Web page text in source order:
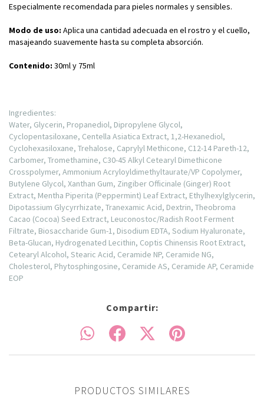
Especialmente recomendada para pieles normales y sensibles.
Modo de uso: Aplica una cantidad adecuada en el rostro y el cuello,
masajeando suavemente hasta su completa absorción.
Contenido: 30ml y 75ml
Ingredientes:
Water, Glycerin, Propanediol, Dipropylene Glycol,
Cyclopentasiloxane, Centella Asiatica Extract, 1,2-Hexanediol,
Cyclohexasiloxane, Trehalose, Caprylyl Methicone, C12-14 Pareth-12,
Carbomer, Tromethamine, C30-45 Alkyl Cetearyl Dimethicone
Crosspolymer, Ammonium Acryloyldimethyltaurate/VP Copolymer,
Butylene Glycol, Xanthan Gum, Zingiber Officinale (Ginger) Root
Extract, Mentha Piperita (Peppermint) Leaf Extract, Ethylhexylglycerin,
Dipotassium Glycyrrhizate, Tranexamic Acid, Dextrin, Theobroma
Cacao (Cocoa) Seed Extract, Leuconostoc/Radish Root Ferment
Filtrate, Biosaccharide Gum-1, Disodium EDTA, Sodium Hyaluronate,
Beta-Glucan, Hydrogenated Lecithin, Coptis Chinensis Root Extract,
Cetearyl Alcohol, Stearic Acid, Ceramide NP, Ceramide NG,
Cholesterol, Phytosphingosine, Ceramide AS, Ceramide AP, Ceramide
EOP
Compartir:
PRODUCTOS SIMILARES